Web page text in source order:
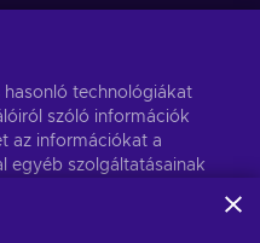
Feliratkozás
Privacy noticefor more
hasonló technológiákat
szóló információk
az információkat a
egyéb szolgáltatásainak
is felhasználhatjuk.